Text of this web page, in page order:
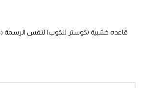
قاعده خشبية (كوستر للكوب) لنفس الرسمة (